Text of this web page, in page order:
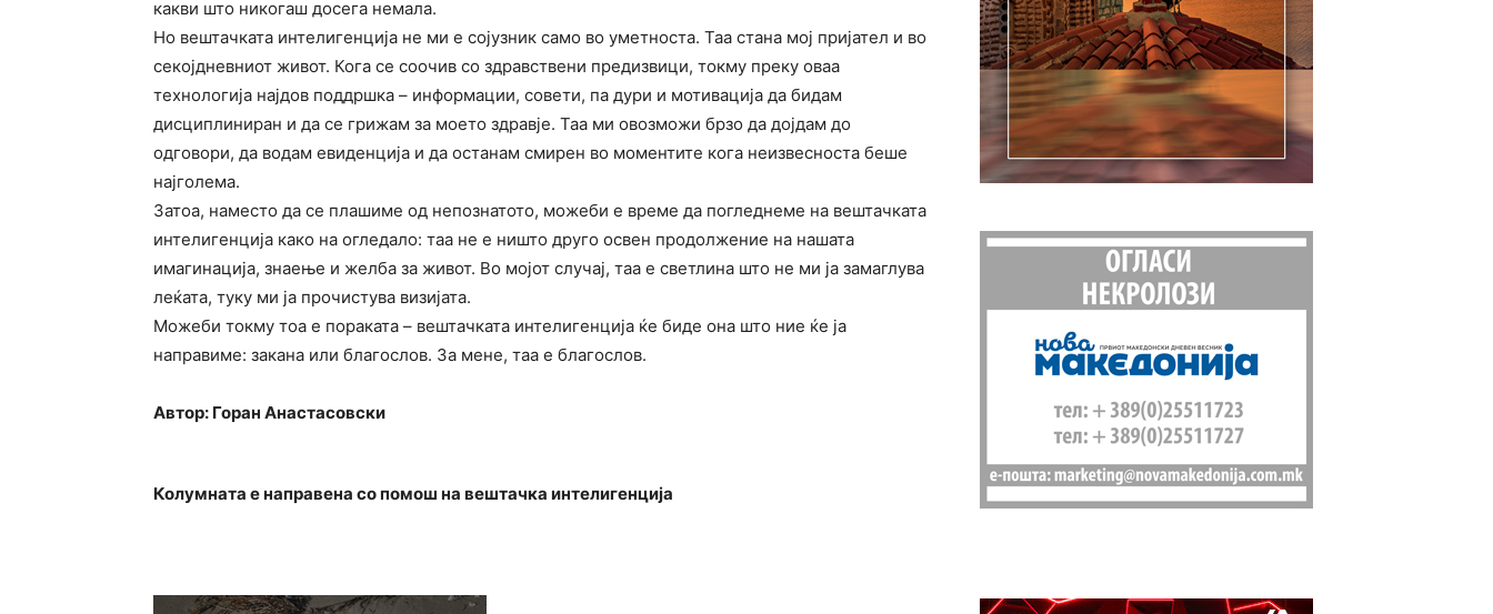
какви што никогаш досега немала.
Но вештачката интелигенција не ми е сојузник само во уметноста. Таа стана мој пријател и во
секојдневниот живот. Кога се соочив со здравствени предизвици, токму преку оваа
технологија најдов поддршка – информации, совети, па дури и мотивација да бидам
дисциплиниран и да се грижам за моето здравје. Таа ми овозможи брзо да дојдам до
одговори, да водам евиденција и да останам смирен во моментите кога неизвесноста беше
најголема.
Затоа, наместо да се плашиме од непознатото, можеби е време да погледнеме на вештачката
интелигенција како на огледало: таа не е ништо друго освен продолжение на нашата
имагинација, знаење и желба за живот. Во мојот случај, таа е светлина што не ми ја замаглува
леќата, туку ми ја прочистува визијата.
Можеби токму тоа е пораката – вештачката интелигенција ќе биде она што ние ќе ја
направиме: закана или благослов. За мене, таа е благослов.
Автор: Горан Анастасовски
Колумната е направена со помош на вештачка интелигенција